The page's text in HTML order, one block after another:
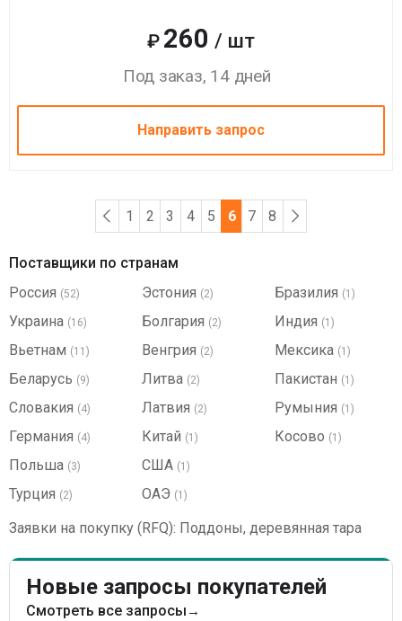
₽ 260 / шт
Под заказ, 14 дней
Направить запрос
1 2 3 4 5 6 7 8
Поставщики по странам
Россия (52)
Украина (16)
Вьетнам (11)
Беларусь (9)
Словакия (4)
Германия (4)
Польша (3)
Турция (2)
Эстония (2)
Болгария (2)
Венгрия (2)
Литва (2)
Латвия (2)
Китай (1)
США (1)
ОАЭ (1)
Бразилия (1)
Индия (1)
Мексика (1)
Пакистан (1)
Румыния (1)
Косово (1)
Заявки на покупку (RFQ): Поддоны, деревянная тара
Новые запросы покупателей
Смотреть все запросы →